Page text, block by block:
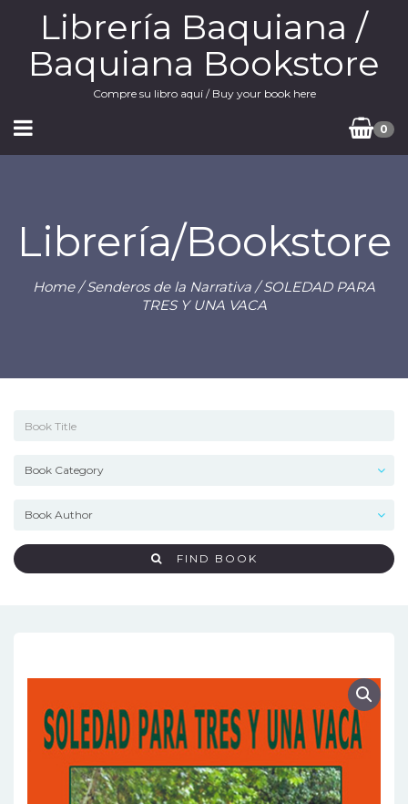
Librería Baquiana /
Baquiana Bookstore
Compre su libro aquí / Buy your book here
0
Librería/Bookstore
Home/Senderos de la Narrativa / SOLEDAD PARA
TRES Y UNA VACA
FIND BOOK